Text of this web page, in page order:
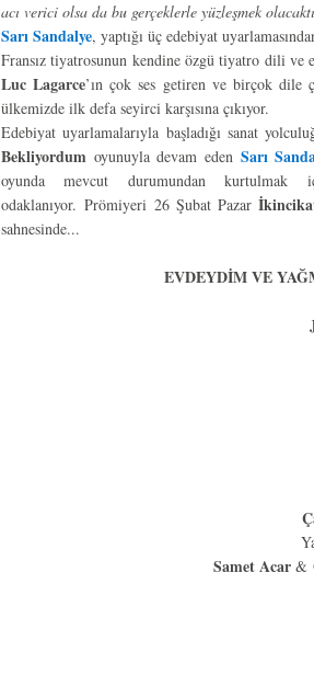
acı verici olsa da bu gerçeklerle yüzleşmek
Sarı Sandalye, yaptığı üç edebiyat
Fransız tiyatrosunun kendine özgü tiyatro dili ve
Luc Lagarce’ın çok ses getiren ve birçok dile
ülkemizde ilk defa seyirci karşısına çıkıyor.
Edebiyat uyarlamalarıyla başladığı sanat
Bekliyordum oyunuyla devam eden Sarı
oyunda mevcut durumundan kurtulmak
odaklanıyor.Prömiyeri 26 Şubat Pazar
sahnesinde...
EVDEYDİM VE
Samet Acar &